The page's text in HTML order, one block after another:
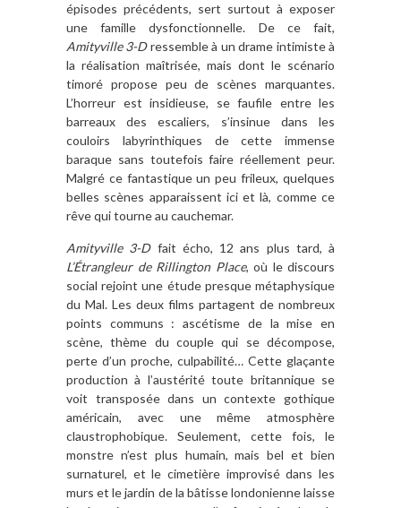
épisodes précédents, sert surtout à exposer
une famille dysfonctionnelle. De ce fait,
Amityville 3-Dressemble à un drame intimiste à
la réalisation maîtrisée, mais dont le scénario
timoré propose peu de scènes marquantes.
L’horreur est insidieuse, se faufile entre les
barreaux des escaliers, s’insinue dans les
couloirs labyrinthiques de cette immense
baraque sans toutefois faire réellement peur.
Malgré ce fantastique un peu frileux, quelques
belles scènes apparaissent ici et là, comme ce
rêve qui tourne au cauchemar.
Amityville 3-Dfait écho, 12 ans plus tard, à
L’Étrangleur de Rillington Place, où le discours
social rejoint une étude presque métaphysique
du Mal. Les deux films partagent de nombreux
points communs : ascétisme de la mise en
scène, thème du couple qui se décompose,
perte d’un proche, culpabilité… Cette glaçante
production à l’austérité toute britannique se
voit transposée dans un contexte gothique
américain, avec une même atmosphère
claustrophobique. Seulement, cette fois, le
monstre n’est plus humain, mais bel et bien
surnaturel, et le cimetière improvisé dans les
murs et le jardin de la bâtisse londonienne laisse